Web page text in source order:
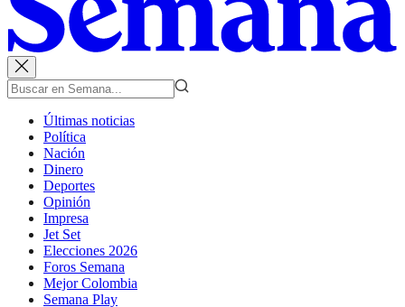
Últimas noticias
Política
Nación
Dinero
Deportes
Opinión
Impresa
Jet Set
Elecciones 2026
Foros Semana
Mejor Colombia
Semana Play